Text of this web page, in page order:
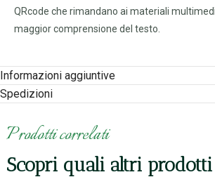
QRcode che rimandano ai materiali
maggior comprensione del testo.
Informazioni aggiuntive
Spedizioni
Prodotti correlati
Scopri quali altri prodotti